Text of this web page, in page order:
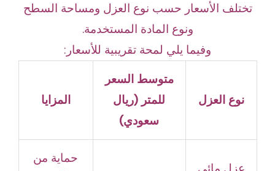
تختلف الأسعار حسب نوع العزل ومساحة السطح
ونوع المادة المستخدمة.
وفيما يلي لمحة تقريبية للأسعار:
نوع العزل
متوسط السعر
للمتر (ريال
سعودي)
المزايا
حماية من